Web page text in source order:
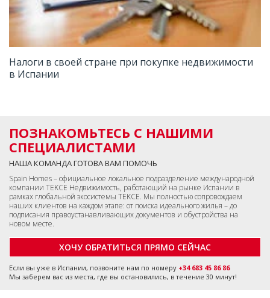
Налоги в своей стране при покупке недвижимости
в Испании
ПОЗНАКОМЬТЕСЬ С НАШИМИ
СПЕЦИАЛИСТАМИ
НАША КОМАНДА ГОТОВА ВАМ ПОМОЧЬ
Spain Homes – официальное локальное подразделение международной
компании TEKCE Недвижимость, работающий на рынке Испании в
рамках глобальной экосистемы TEKCE. Мы полностью сопровождаем
наших клиентов на каждом этапе: от поиска идеального жилья – до
подписания правоустанавливающих документов и обустройства на
новом месте.
ХОЧУ ОБРАТИТЬСЯ ПРЯМО СЕЙЧАС
Если вы уже в Испании, позвоните нам по номеру +34 683 45 86 86
Мы заберем вас из места, где вы остановились, в течение 30 минут!